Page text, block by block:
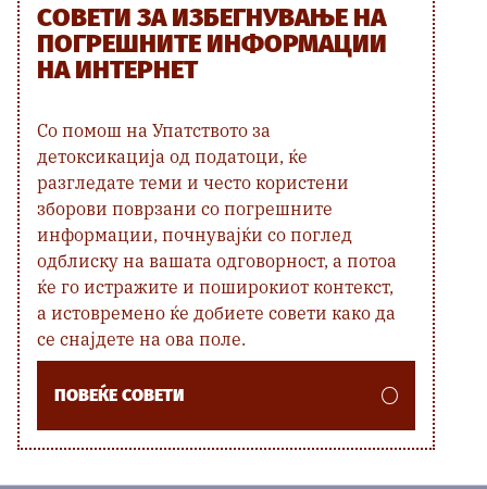
СОВЕТИ ЗА ИЗБЕГНУВАЊЕ НА
ПОГРЕШНИТЕ ИНФОРМАЦИИ
НА ИНТЕРНЕТ
Со помош на Упатството за
детоксикација од податоци, ќе
разгледате теми и често користени
зборови поврзани со погрешните
информации, почнувајќи со поглед
одблиску на вашата одговорност, а потоа
ќе го истражите и поширокиот контекст,
а истовремено ќе добиете совети како да
се снајдете на ова поле.
ПОВЕЌЕ СОВЕТИ